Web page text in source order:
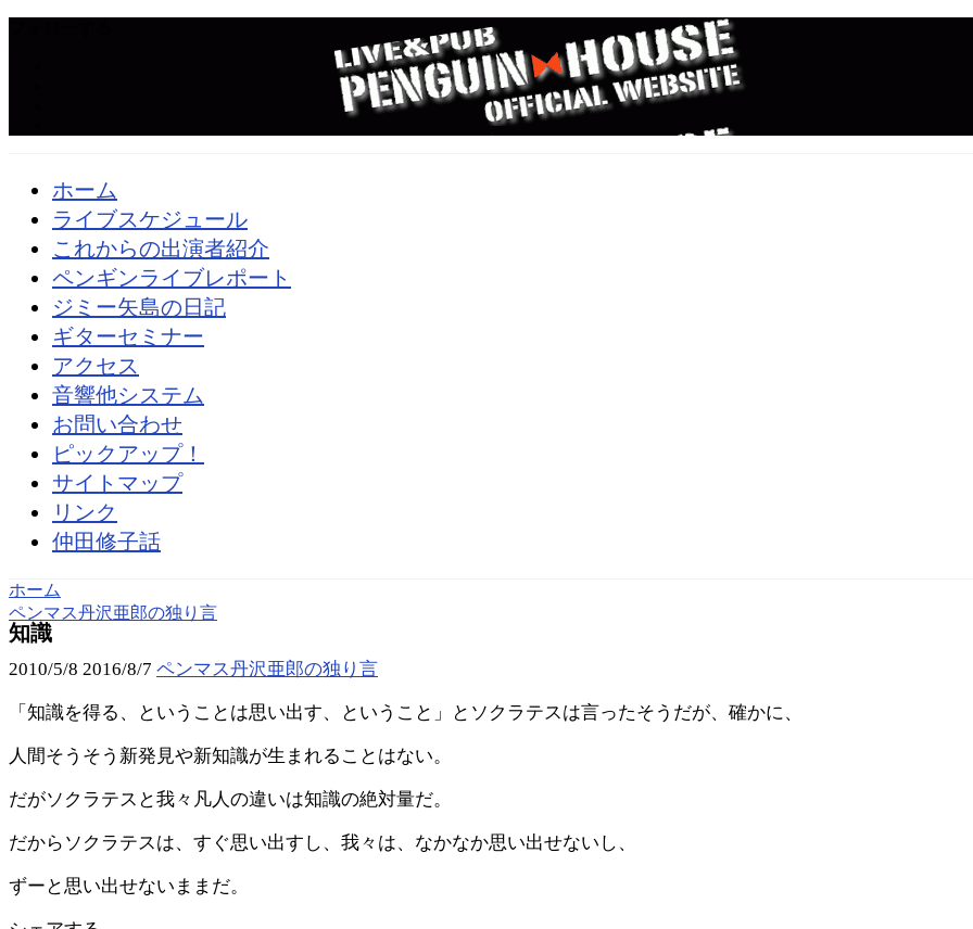
ホーム
ライブスケジュール
これからの出演者紹介
ペンギンライブレポート
ジミー矢島の日記
ギターセミナー
アクセス
音響他システム
お問い合わせ
ピックアップ！
サイトマップ
リンク
仲田修子話
ホーム
ペンマス丹沢亜郎の独り言
知識
2010/5/8 2016/8/7 ペンマス丹沢亜郎の独り言
「知識を得る、ということは思い出す、ということ」とソクラテスは言ったそうだが、確かに、
人間そうそう新発見や新知識が生まれることはない。
だがソクラテスと我々凡人の違いは知識の絶対量だ。
だからソクラテスは、すぐ思い出すし、我々は、なかなか思い出せないし、
ずーと思い出せないままだ。